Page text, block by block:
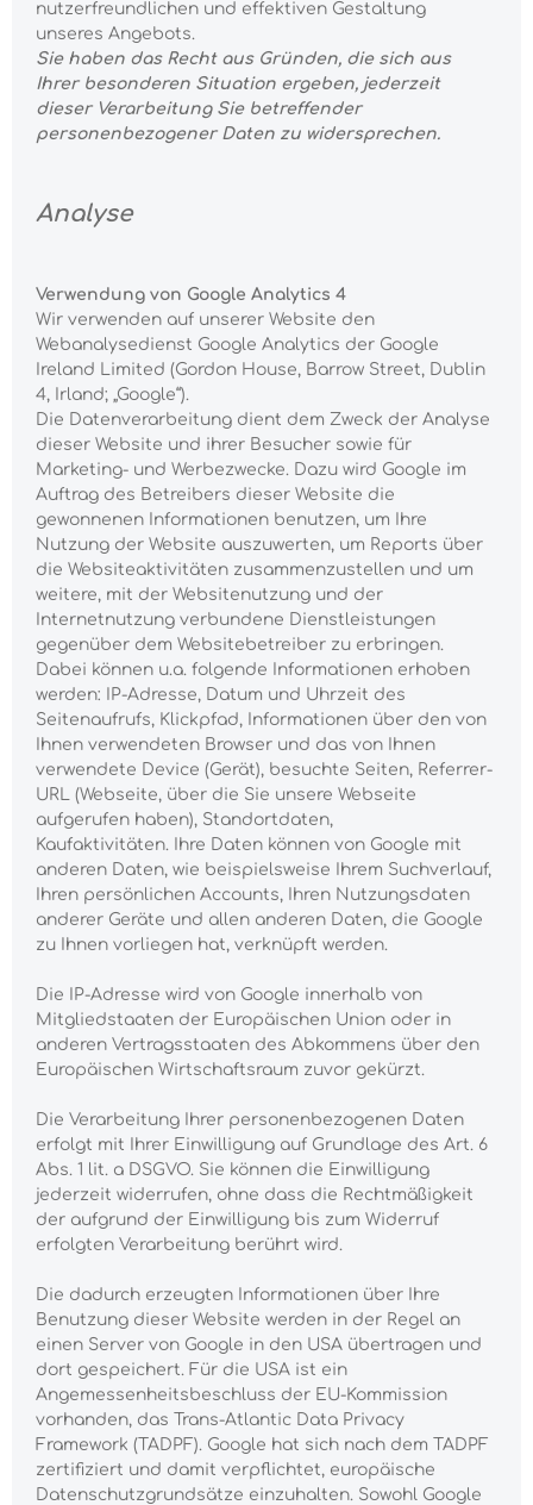
nutzerfreundlichen und effektiven Gestaltung
unseres Angebots.
Sie haben das Recht aus Gründen, die sich aus
Ihrer besonderen Situation ergeben, jederzeit
dieser Verarbeitung Sie betreffender
personenbezogener Daten zu widersprechen.
Analyse
Verwendung von Google Analytics 4
Wir verwenden auf unserer Website den
Webanalysedienst Google Analytics der Google
Ireland Limited (Gordon House, Barrow Street, Dublin
4, Irland; „Google“).
Die Datenverarbeitung dient dem Zweck der Analyse
dieser Website und ihrer Besucher sowie für
Marketing- und Werbezwecke. Dazu wird Google im
Auftrag des Betreibers dieser Website die
gewonnenen Informationen benutzen, um Ihre
Nutzung der Website auszuwerten, um Reports über
die Websiteaktivitäten zusammenzustellen und um
weitere, mit der Websitenutzung und der
Internetnutzung verbundene Dienstleistungen
gegenüber dem Websitebetreiber zu erbringen.
Dabei können u.a. folgende Informationen erhoben
werden: IP-Adresse, Datum und Uhrzeit des
Seitenaufrufs, Klickpfad, Informationen über den von
Ihnen verwendeten Browser und das von Ihnen
verwendete Device (Gerät), besuchte Seiten, Referrer-
URL (Webseite, über die Sie unsere Webseite
aufgerufen haben), Standortdaten,
Kaufaktivitäten. Ihre Daten können von Google mit
anderen Daten, wie beispielsweise Ihrem Suchverlauf,
Ihren persönlichen Accounts, Ihren Nutzungsdaten
anderer Geräte und allen anderen Daten, die Google
zu Ihnen vorliegen hat, verknüpft werden.
Die IP-Adresse wird von Google innerhalb von
Mitgliedstaaten der Europäischen Union oder in
anderen Vertragsstaaten des Abkommens über den
Europäischen Wirtschaftsraum zuvor gekürzt.
Die Verarbeitung Ihrer personenbezogenen Daten
erfolgt mit Ihrer Einwilligung auf Grundlage des Art. 6
Abs. 1 lit. a DSGVO. Sie können die Einwilligung
jederzeit widerrufen, ohne dass die Rechtmäßigkeit
der aufgrund der Einwilligung bis zum Widerruf
erfolgten Verarbeitung berührt wird.
Die dadurch erzeugten Informationen über Ihre
Benutzung dieser Website werden in der Regel an
einen Server von Google in den USA übertragen und
dort gespeichert. Für die USA ist ein
Angemessenheitsbeschluss der EU-Kommission
vorhanden, das Trans-Atlantic Data Privacy
Framework (TADPF). Google hat sich nach dem TADPF
zertifiziert und damit verpflichtet, europäische
Datenschutzgrundsätze einzuhalten. Sowohl Google